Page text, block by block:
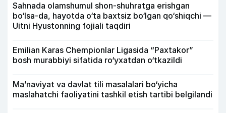
Sahnada olamshumul shon-shuhratga erishgan
bo‘lsa-da, hayotda o‘ta baxtsiz bo‘lgan qo‘shiqchi —
Uitni Hyustonning fojiali taqdiri
Emilian Karas Chempionlar Ligasida “Paxtakor”
bosh murabbiyi sifatida ro‘yxatdan o‘tkazildi
Ma’naviyat va davlat tili masalalari bo‘yicha
maslahatchi faoliyatini tashkil etish tartibi belgilandi